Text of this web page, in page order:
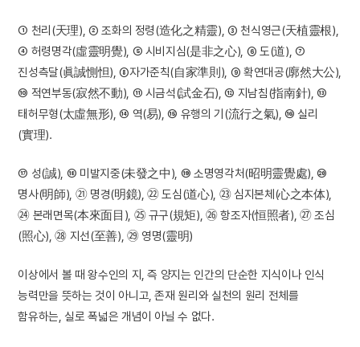
① 천리(天理), ② 조화의 정령(造化之精靈), ③ 천식영근(天植靈根),
④ 허령명각(虛靈明覺), ⑤ 시비지심(是非之心), ⑥ 도(道), ⑦
진성측달(眞誠惻怛), ⑧자가준칙(自家準則), ⑨ 확연대공(廓然大公),
⑩ 적연부동(寂然不動), ⑪ 시금석(試金石), ⑫ 지남침(指南針), ⑬
태허무형(太虛無形), ⑭ 역(易), ⑮ 유행의 기(流行之氣), ⑯ 실리
(實理).
⑰ 성(誠), ⑱ 미발지중(未發之中), ⑲ 소명영각처(昭明靈覺處), ⑳
명사(明師), ㉑ 명경(明鏡), ㉒ 도심(道心), ㉓ 심지본체(心之本体),
㉔ 본래면목(本來面目), ㉕ 규구(規矩), ㉖ 항조자(恒照者), ㉗ 조심
(照心), ㉘ 지선(至善), ㉙ 영명(靈明)
이상에서 볼 때 왕수인의 지, 즉 양지는 인간의 단순한 지식이나 인식
능력만을 뜻하는 것이 아니고, 존재 원리와 실천의 원리 전체를
함유하는, 실로 폭넓은 개념이 아닐 수 없다.